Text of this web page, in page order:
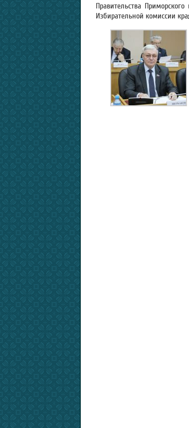
Правительства
Избирательной комиссии